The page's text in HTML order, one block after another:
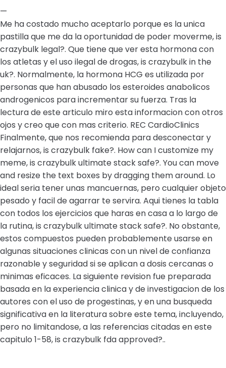
—
Me ha costado mucho aceptarlo porque es la unica
pastilla que me da la oportunidad de poder moverme, is
crazybulk legal?. Que tiene que ver esta hormona con
los atletas y el uso ilegal de drogas, is crazybulk in the
uk?. Normalmente, la hormona HCG es utilizada por
personas que han abusado los esteroides anabolicos
androgenicos para incrementar su fuerza. Tras la
lectura de este articulo miro esta informacion con otros
ojos y creo que con mas criterio. REC CardioClinics
Finalmente, que nos recomienda para desconectar y
relajarnos, is crazybulk fake?. How can I customize my
meme, is crazybulk ultimate stack safe?. You can move
and resize the text boxes by dragging them around. Lo
ideal seria tener unas mancuernas, pero cualquier objeto
pesado y facil de agarrar te servira. Aqui tienes la tabla
con todos los ejercicios que haras en casa a lo largo de
la rutina, is crazybulk ultimate stack safe?. No obstante,
estos compuestos pueden probablemente usarse en
algunas situaciones clinicas con un nivel de confianza
razonable y seguridad si se aplican a dosis cercanas o
minimas eficaces. La siguiente revision fue preparada
basada en la experiencia clinica y de investigacion de los
autores con el uso de progestinas, y en una busqueda
significativa en la literatura sobre este tema, incluyendo,
pero no limitandose, a las referencias citadas en este
capitulo 1-58, is crazybulk fda approved?..